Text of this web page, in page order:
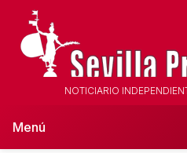
NOTICIARIO
Menú